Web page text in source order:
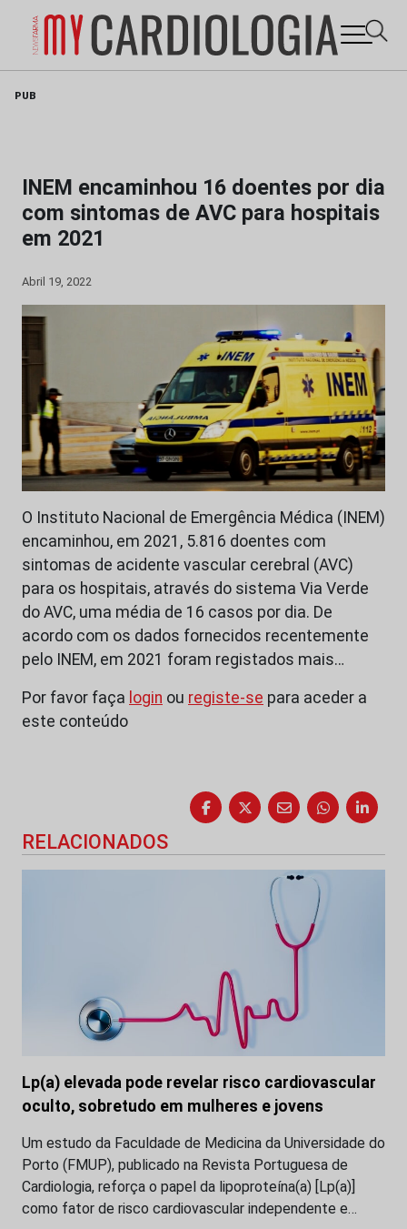
PUB
INEM encaminhou 16 doentes por dia
com sintomas de AVC para hospitais
em 2021
Abril 19, 2022
O Instituto Nacional de Emergência Médica (INEM)
encaminhou, em 2021, 5.816 doentes com
sintomas de acidente vascular cerebral (AVC)
para os hospitais, através do sistema Via Verde
do AVC, uma média de 16 casos por dia. De
acordo com os dados fornecidos recentemente
pelo INEM, em 2021 foram registados mais…
Por favor faça login ou registe-se para aceder a
este conteúdo
RELACIONADOS
Lp(a) elevada pode revelar risco cardiovascular
oculto, sobretudo em mulheres e jovens
Um estudo da Faculdade de Medicina da Universidade do
Porto (FMUP), publicado na Revista Portuguesa de
Cardiologia, reforça o papel da lipoproteína(a) [Lp(a)]
como fator de risco cardiovascular independente e…